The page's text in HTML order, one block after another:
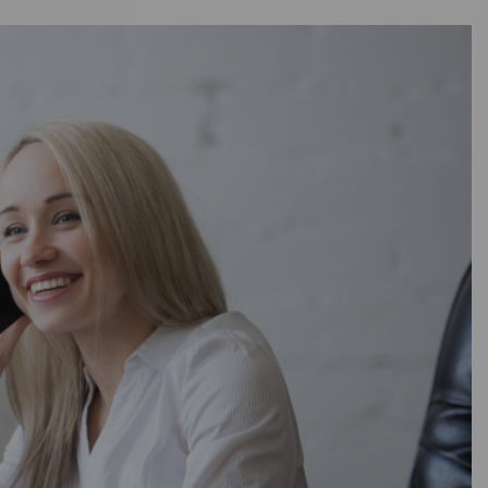
Дуб
— 33
мм V-Groove
мм—
В наличии